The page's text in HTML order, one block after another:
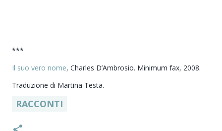
***
Il suo vero nome, Charles D’Ambrosio. Minimum fax, 2008.
Traduzione di Martina Testa.
RACCONTI